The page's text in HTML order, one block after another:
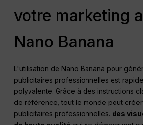
votre marketing
Nano Banana
L'utilisation de Nano Banana pour
publicitaires professionnelles est
polyvalente. Grâce à des instructions
de référence, tout le monde peut
publicitaires professionnelles. des